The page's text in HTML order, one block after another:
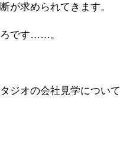
が求められてきます。
です……。
ジオの会社見学につい